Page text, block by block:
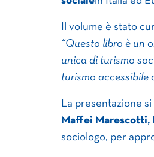
Il volume è stato
“Questo libro è un
unica di turismo
turismo accessibile
La presentazione
Maffei Marescotti,
sociologo, per